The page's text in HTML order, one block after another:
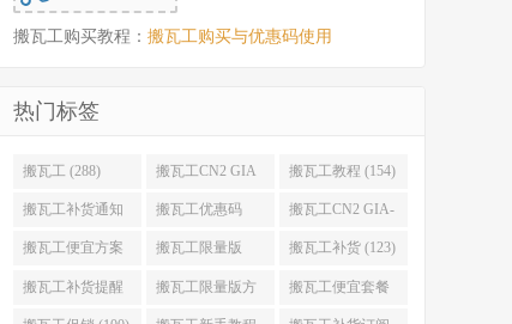
搬瓦工购买教程： 搬瓦工购买与优惠码使用
热门标签
搬瓦工 (288) 搬瓦工CN2 GIA
(176)
搬瓦工教程 (154)
搬瓦工补货通知
(132)
搬瓦工优惠码
(131)
搬瓦工CN2 GIA-
E (130)
搬瓦工便宜方案
(128)
搬瓦工限量版
(126)
搬瓦工补货 (123)
搬瓦工补货提醒 搬瓦工限量版方 搬瓦工便宜套餐